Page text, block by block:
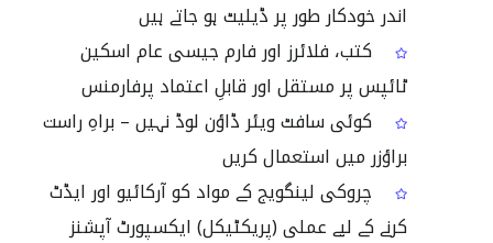
اندر خودکار طور پر ڈیلیٹ ہو جاتے ہیں
کتب، فلائرز اور فارم جیسی عام اسکین
ٹائپس پر مستقل اور قابلِ اعتماد پرفارمنس
کوئی سافٹ ویئر ڈاؤن لوڈ نہیں – براہِ راست
براؤزر میں استعمال کریں
چروکی لینگویج کے مواد کو آرکائیو اور ایڈٹ
کرنے کے لیے عملی (پریکٹیکل) ایکسپورٹ آپشنز